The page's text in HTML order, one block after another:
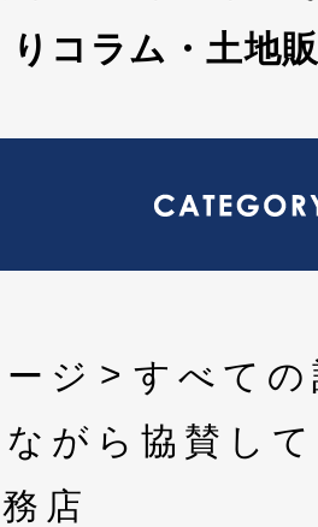
りコラム・土地
ジ
すべて
がら協賛し
店